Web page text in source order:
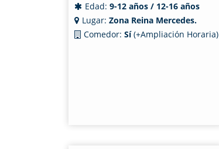
Edad: 9-12 años / 12-16 años
Lugar: Zona Reina Mercedes.
Comedor: Sí(+Ampliación Horaria)